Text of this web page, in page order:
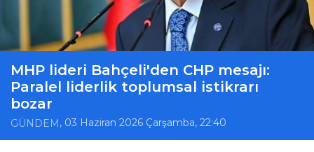
MHP lideri Bahçeli'den CHP mesajı:
Paralel liderlik toplumsal istikrarı
bozar
GÜNDEM , 03 Haziran 2026 Çarşamba, 22:40